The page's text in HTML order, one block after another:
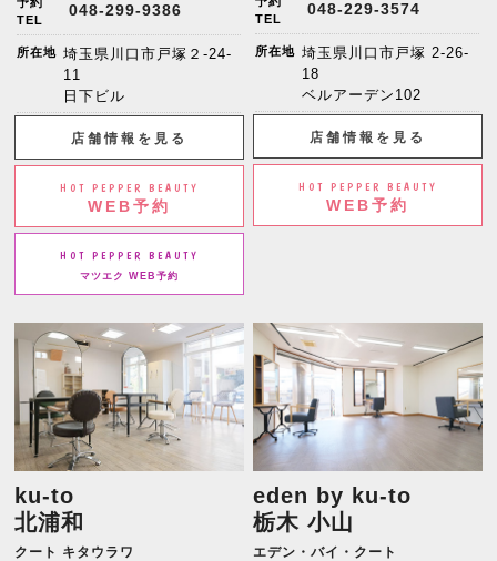
予約
TEL
048-299-9386
所在地 埼玉県川口市戸塚２-24-
11
日下ビル
店舗情報を見る
HOT PEPPER BEAUTY
WEB予約
HOT PEPPER BEAUTY
マツエク WEB予約
TEL
048-229-3574
所在地 埼玉県川口市戸塚 2-26-
18
ベルアーデン102
店舗情報を見る
HOT PEPPER BEAUTY
WEB予約
ku-to
北浦和
クート キタウラワ
eden by ku-to
栃木 小山
エデン・バイ・クート